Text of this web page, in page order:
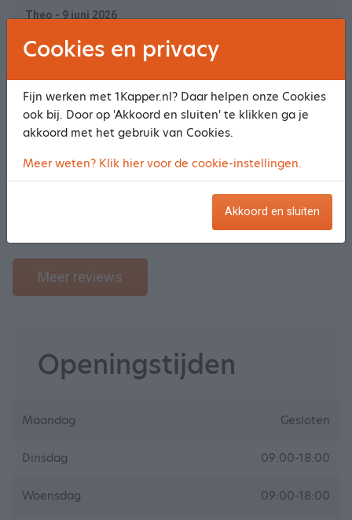
Theo - 9 juni 2026
Ambiance & Sfeer
10
Service
Meer reviews
Openingstijden
Maandag Gesloten
Dinsdag 09:00-18:00
Woensdag 09:00-18:00
Cookies en privacy
Fijn werken met 1Kapper.nl? Daar helpen onze Cookies
ook bij. Door op 'Akkoord en sluiten' te klikken ga je
akkoord met het gebruik van Cookies.
Meer weten? Klik hier voor de cookie-instellingen.
Akkoord en sluiten